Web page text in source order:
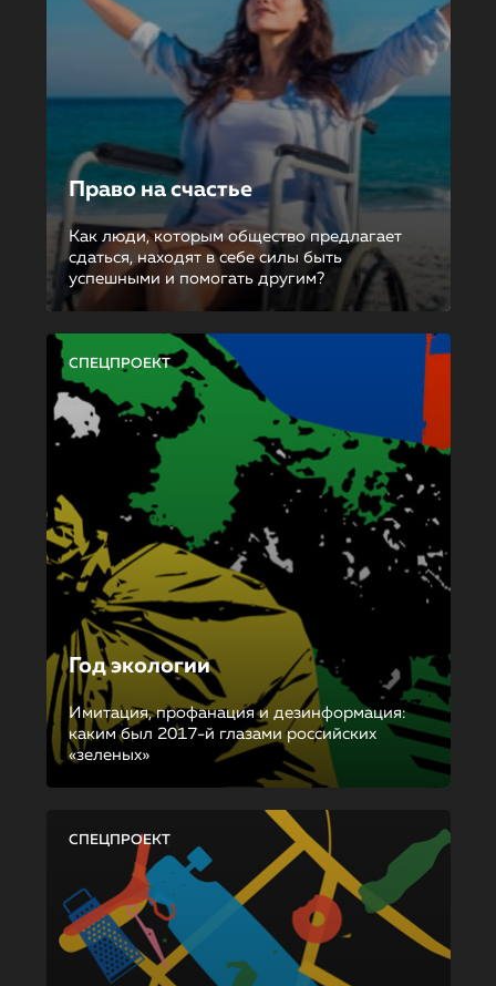
Право на счастье
Как люди, которым общество предлагает
сдаться, находят в себе силы быть
успешными и помогать другим?
СПЕЦПРОЕКТ
Год экологии
Имитация, профанация и дезинформация:
каким был 2017-й глазами российских
«зеленых»
СПЕЦПРОЕКТ